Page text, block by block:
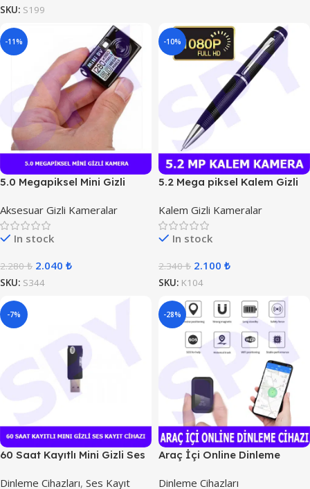
SKU: S199
-11%
5.0 Megapiksel Mini Gizli
Aksesuar Gizli Kameralar
In stock
2.280₺ 2.040 ₺
SKU: S344
-10%
5.2 Mega piksel Kalem Gizli
Kalem Gizli Kameralar
In stock
2.340₺ 2.100 ₺
SKU: K104
-7%
60 Saat Kayıtlı Mini Gizli Ses
Dinleme Cihazları, Ses Kayıt
-28%
Araç İçi Online Dinleme
Dinleme Cihazları